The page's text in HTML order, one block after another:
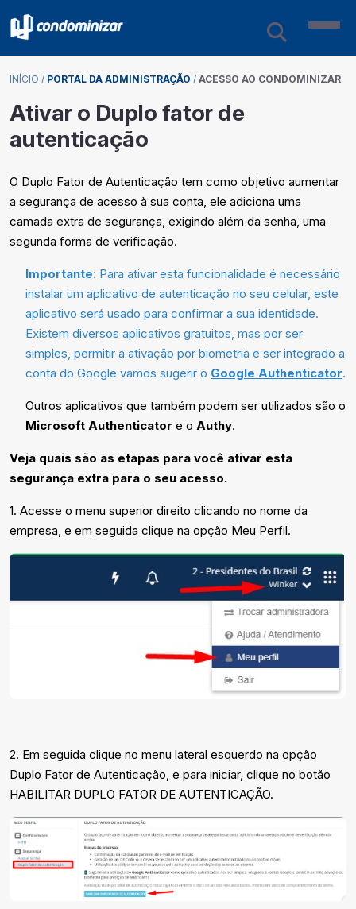
INÍCIO / PORTAL DA ADMINISTRAÇÃO / ACESSO AO CONDOMINIZAR
Ativar o Duplo fator de
autenticação
O Duplo Fator de Autenticação tem como objetivo aumentar
a segurança de acesso à sua conta, ele adiciona uma
camada extra de segurança, exigindo além da senha, uma
segunda forma de verificação.
Importante: Para ativar esta funcionalidade é necessário
instalar um aplicativo de autenticação no seu celular, este
aplicativo será usado para confirmar a sua identidade.
Existem diversos aplicativos gratuitos, mas por ser
simples, permitir a ativação por biometria e ser integrado a
conta do Google vamos sugerir o Google Authenticator.
Outros aplicativos que também podem ser utilizados são o
Microsoft Authenticator e o Authy.
Veja quais são as etapas para você ativar esta
segurança extra para o seu acesso.
1. Acesse o menu superior direito clicando no nome da
empresa, e em seguida clique na opção Meu Perfil.
2. Em seguida clique no menu lateral esquerdo na opção
Duplo Fator de Autenticação, e para iniciar, clique no botão
HABILITAR DUPLO FATOR DE AUTENTICAÇÃO.